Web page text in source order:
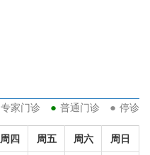
专家门诊 ● 普通门诊 ● 停诊
周四 周五 周六 周日